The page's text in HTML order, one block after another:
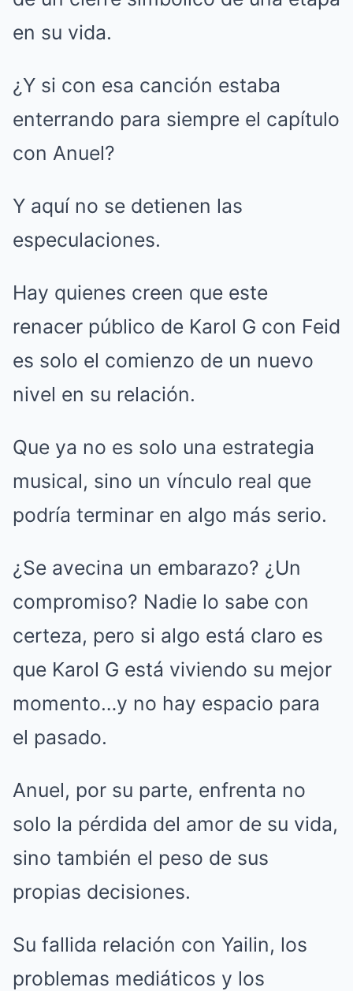
en su vida.
¿Y si con esa canción estaba
enterrando para siempre el capítulo
con Anuel?
Y aquí no se detienen las
especulaciones.
Hay quienes creen que este
renacer público de Karol G con Feid
es solo el comienzo de un nuevo
nivel en su relación.
Que ya no es solo una estrategia
musical, sino un vínculo real que
podría terminar en algo más serio.
¿Se avecina un embarazo? ¿Un
compromiso? Nadie lo sabe con
certeza, pero si algo está claro es
que Karol G está viviendo su mejor
momento…y no hay espacio para
el pasado.
Anuel, por su parte, enfrenta no
solo la pérdida del amor de su vida,
sino también el peso de sus
propias decisiones.
Su fallida relación con Yailin, los
problemas mediáticos y los